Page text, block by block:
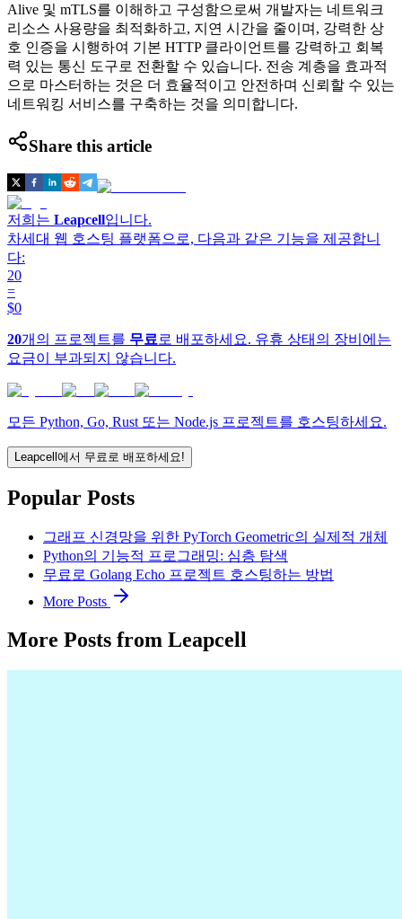
Alive 및 mTLS를 이해하고 구성함으로써 개발자는 네트워크
리소스 사용량을 최적화하고, 지연 시간을 줄이며, 강력한 상
호 인증을 시행하여 기본 HTTP 클라이언트를 강력하고 회복
력 있는 통신 도구로 전환할 수 있습니다. 전송 계층을 효과적
으로 마스터하는 것은 더 효율적이고 안전하며 신뢰할 수 있는
네트워킹 서비스를 구축하는 것을 의미합니다.
Share this article
저희는 Leapcell입니다.
차세대 웹 호스팅 플랫폼으로, 다음과 같은 기능을 제공합니
다:
20
=
$0
20개의 프로젝트를 무료 로 배포하세요. 유휴 상태의 장비에는
요금이 부과되지 않습니다.
모든 Python, Go, Rust 또는 Node.js 프로젝트를 호스팅하세요.
Leapcell에서 무료로 배포하세요!
Popular Posts
그래프 신경망을 위한 PyTorch Geometric의 실제적 개체
Python의 기능적 프로그래밍: 심층 탐색
무료로 Golang Echo 프로젝트 호스팅하는 방법
More Posts
More Posts from Leapcell